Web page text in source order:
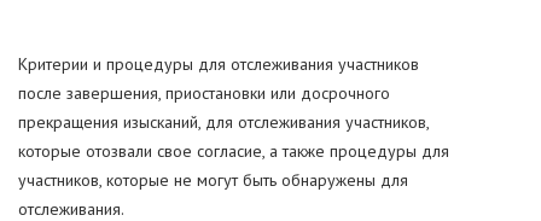
Критерии и процедуры для отслеживания участников
после завершения, приостановки или досрочного
прекращения изысканий, для отслеживания участников,
которые отозвали свое согласие, а также процедуры для
участников, которые не могут быть обнаружены для
отслеживания.